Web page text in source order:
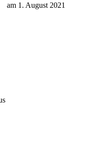
am 1. August 2021